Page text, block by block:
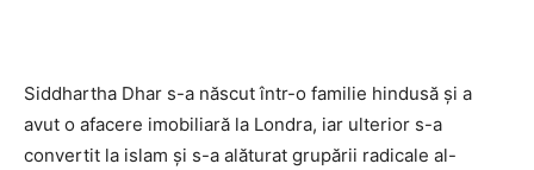
Siddhartha Dhar s-a născut într-o familie hindusă şi a
avut o afacere imobiliară la Londra, iar ulterior s-a
convertit la islam şi s-a alăturat grupării radicale al-